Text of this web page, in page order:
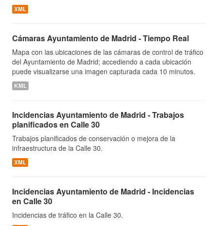
XML
Cámaras Ayuntamiento de Madrid - Tiempo Real
Mapa con las ubicaciones de las cámaras de control de tráfico
del Ayuntamiento de Madrid; accediendo a cada ubicación
puede visualizarse una imagen capturada cada 10 minutos.
KML
Incidencias Ayuntamiento de Madrid - Trabajos
planificados en Calle 30
Trabajos planificados de conservación o mejora de la
infraestructura de la Calle 30.
XML
Incidencias Ayuntamiento de Madrid - Incidencias
en Calle 30
Incidencias de tráfico en la Calle 30.